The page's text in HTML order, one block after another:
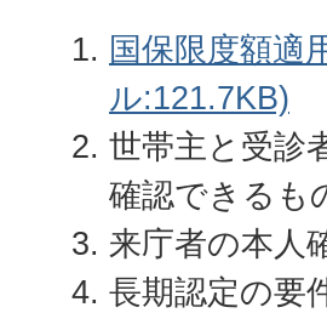
国保限度額適
ル:121.7KB)
世帯主と受診
確認できるも
来庁者の本人
長期認定の要